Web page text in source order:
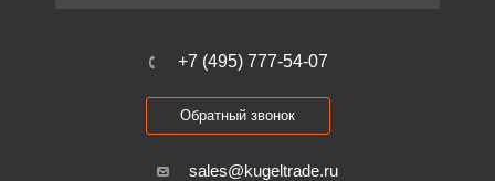
+7 (495) 777-54-07
Обратный звонок
sales@kugeltrade.ru